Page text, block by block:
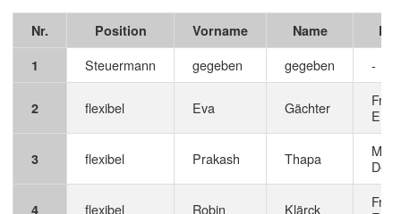
Nr. Position Vorname Name
1
Steuermann gegeben gegeben -
2 flexibel Eva Gächter
3 flexibel Prakash Thapa
4 flexibel Robin Klärck